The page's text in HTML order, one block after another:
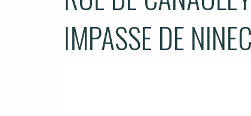
IMPASSE DE